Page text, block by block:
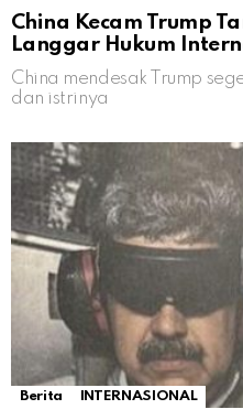
China Kecam Trump
Langgar Hukum
China mendesak Trump
dan istrinya
Berita INTERNASIONAL